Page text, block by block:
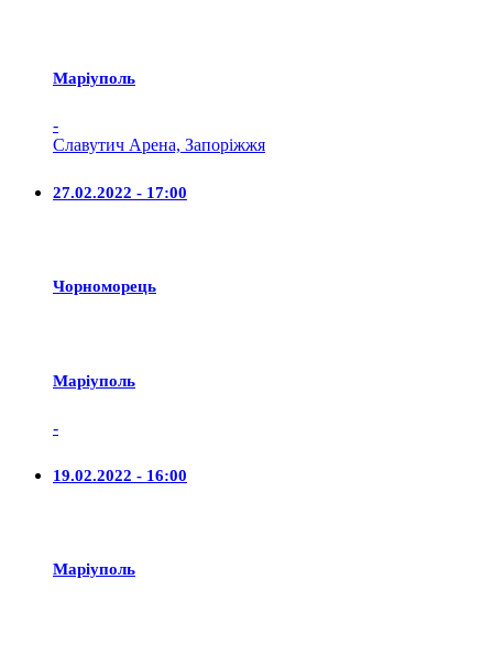
Маріуполь
-
Славутич Арена, Запоріжжя
27.02.2022 - 17:00
Чорноморець
Маріуполь
-
19.02.2022 - 16:00
Маріуполь